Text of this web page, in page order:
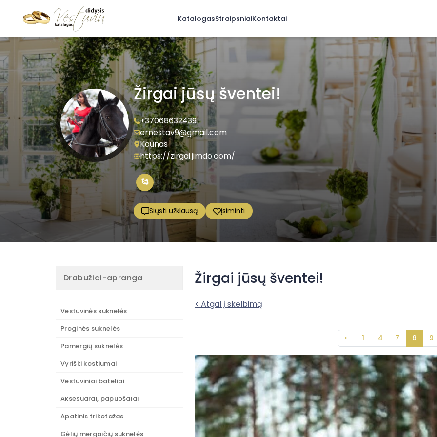
KatalogasStraipsniaiKontaktai
Žirgai jūsų šventei!
+37068632439
ernestav9@gmail.com
Kaunas
https://zirgai.jimdo.com/
Siųsti užklausą Įsiminti
Drabužiai-apranga
Vestuvinės suknelės
Proginės suknelės
Pamergių suknelės
Vyriški kostiumai
Vestuviniai bateliai
Aksesuarai, papuošalai
Apatinis trikotažas
Gėlių mergaičių suknelės
Žirgai jūsų šventei!
< Atgal į skelbimą
< 1 4 7 8 9